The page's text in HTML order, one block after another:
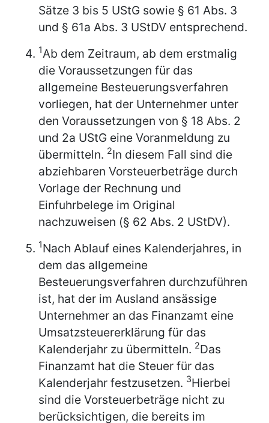
Sätze 3 bis 5 UStG sowie § 61 Abs. 3
und § 61a Abs. 3 UStDV entsprechend.
1Ab dem Zeitraum, ab dem erstmalig
die Voraussetzungen für das
allgemeine Besteuerungsverfahren
vorliegen, hat der Unternehmer unter
den Voraussetzungen von § 18 Abs. 2
und 2a UStG eine Voranmeldung zu
übermitteln. 2In diesem Fall sind die
abziehbaren Vorsteuerbeträge durch
Vorlage der Rechnung und
Einfuhrbelege im Original
nachzuweisen (§ 62 Abs. 2 UStDV).
1Nach Ablauf eines Kalenderjahres, in
dem das allgemeine
Besteuerungsverfahren durchzuführen
ist, hat der im Ausland ansässige
Unternehmer an das Finanzamt eine
Umsatzsteuererklärung für das
Kalenderjahr zu übermitteln. 2Das
Finanzamt hat die Steuer für das
Kalenderjahr festzusetzen. 3Hierbei
sind die Vorsteuerbeträge nicht zu
berücksichtigen, die bereits im